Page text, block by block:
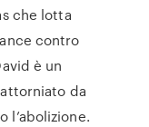
che lotta
contro
è un
da
l’abolizione.